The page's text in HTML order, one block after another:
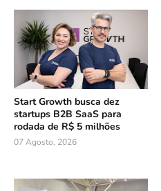
Start Growth busca dez
startups B2B SaaS para
rodada de R$ 5 milhões
07 Agosto, 2026